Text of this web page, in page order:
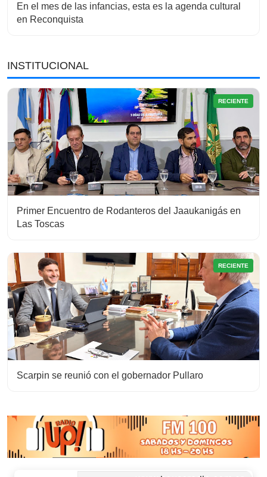
En el mes de las infancias, esta es la agenda cultural
en Reconquista
INSTITUCIONAL
RECIENTE
Primer Encuentro de Rodanteros del Jaaukanigás en
Las Toscas
RECIENTE
Scarpin se reunió con el gobernador Pullaro